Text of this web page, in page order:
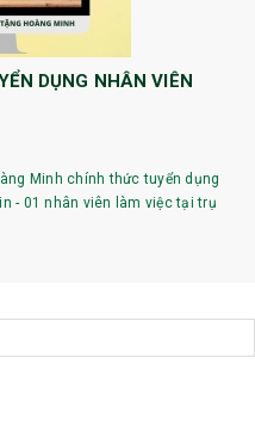
DỤNG NHÂN VIÊN
Minh chính thức tuyển dụng
- 01 nhân viên làm việc tại trụ